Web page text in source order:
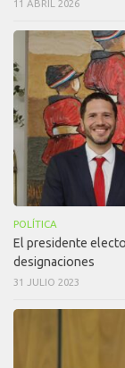
11 ABRIL 2026
POLÍTICA
El presidente
designaciones
31 JULIO 2023